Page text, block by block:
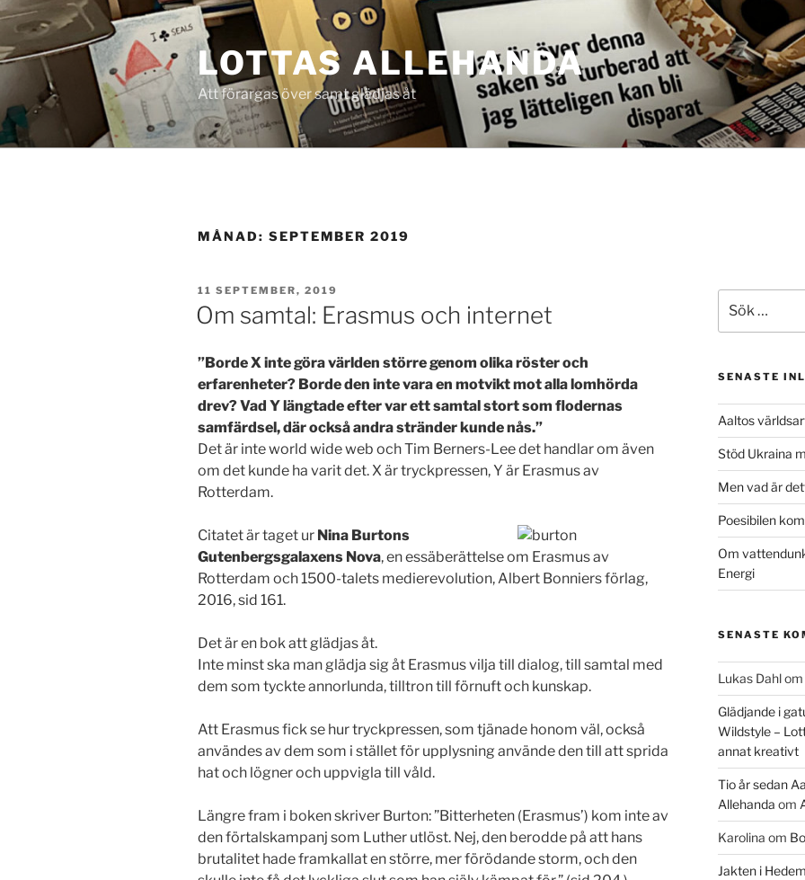
Hoppa
till
innehåll
LOTTAS ALLEHANDA
Att förargas över samt glädjas åt
MÅNAD: SEPTEMBER 2019
PUBLICERAT
11 SEPTEMBER, 2019
Om samtal: Erasmus och internet
”Borde X inte göra världen större genom olika röster och
erfarenheter? Borde den inte vara en motvikt mot alla lomhörda
drev? Vad Y längtade efter var ett samtal stort som flodernas
samfärdsel, där också andra stränder kunde nås.”
Det är inte world wide web och Tim Berners-Lee det handlar om även
om det kunde ha varit det. X är tryckpressen, Y är Erasmus av
Rotterdam.
Citatet är taget ur Nina Burtons
Gutenbergsgalaxens Nova, en essäberättelse om Erasmus av
Rotterdam och 1500-talets medierevolution, Albert Bonniers förlag,
2016, sid 161.
Det är en bok att glädjas åt.
Inte minst ska man glädja sig åt Erasmus vilja till dialog, till samtal med
dem som tyckte annorlunda, tilltron till förnuft och kunskap.
Att Erasmus fick se hur tryckpressen, som tjänade honom väl, också
användes av dem som i stället för upplysning använde den till att sprida
hat och lögner och uppvigla till våld.
Längre fram i boken skriver Burton: ”Bitterheten (Erasmus’) kom inte av
den förtalskampanj som Luther utlöst. Nej, den berodde på att hans
brutalitet hade framkallat en större, mer förödande storm, och den
efter:
SENASTE
Aaltos
Stöd Ukraina
Men vad är
Poesibilen
Om
Energi
SENASTE
Lukas Dahlom
Glädjande i
Wildstyle –
annat kreativt
Tio år sedan
Allehanda om
Karolina om
Jakten i